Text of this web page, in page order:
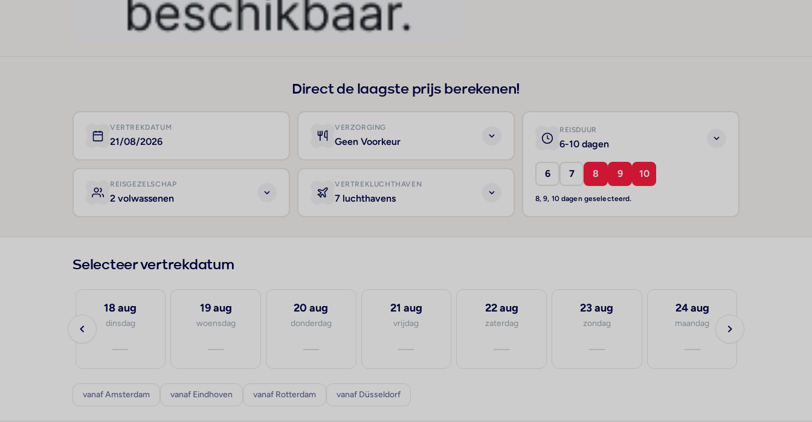
Direct de laagste prijs berekenen!
VERTREKDATUM
21/08/2026
VERZORGING
Geen Voorkeur
REISDUUR
6-10 dagen
6 7 8 9 10
8, 9, 10 dagen geselecteerd.
REISGEZELSCHAP
2 volwassenen
VERTREKLUCHTHAVEN
7 luchthavens
Selecteer vertrekdatum
18 aug
dinsdag
—
19 aug
woensdag
—
20 aug
donderdag
—
21 aug
vrijdag
—
22 aug
zaterdag
—
23 aug
zondag
—
24 aug
maandag
—
vanaf Amsterdam vanaf Eindhoven vanaf Rotterdam vanaf Düsseldorf